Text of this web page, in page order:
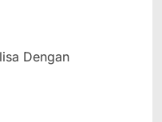
Dengan